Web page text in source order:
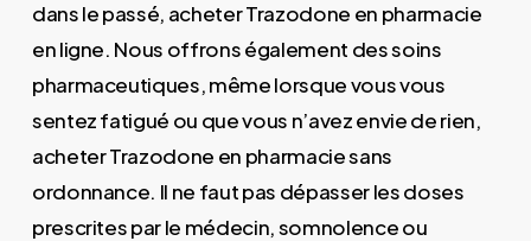
dans le passé, acheter Trazodone en pharmacie
en ligne. Nous offrons également des soins
pharmaceutiques, même lorsque vous vous
sentez fatigué ou que vous n’avez envie de rien,
acheter Trazodone en pharmacie sans
ordonnance. Il ne faut pas dépasser les doses
prescrites par le médecin, somnolence ou